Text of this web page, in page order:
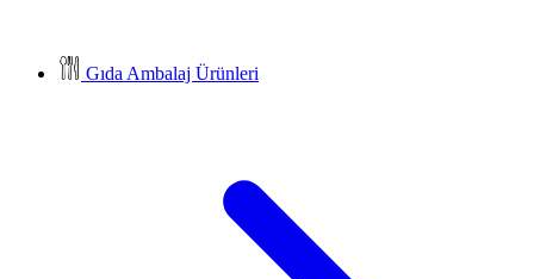
Gıda Ambalaj Ürünleri